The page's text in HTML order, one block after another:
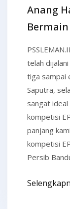
Anang
telah
tiga sampai
Saputra,
sangat
kompetisi
panjang
kompetisi
Persib